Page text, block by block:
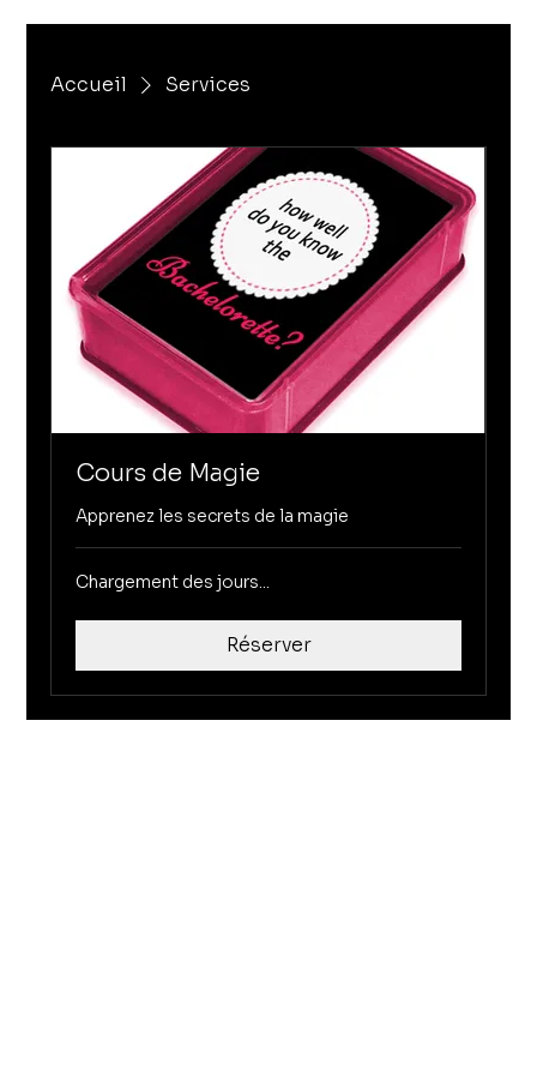
Accueil Services
Cours de Magie
Apprenez les secrets de la magie
Chargement des jours...
Réserver